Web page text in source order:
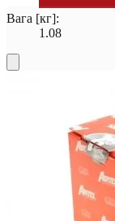
Вага [кг]:
1.08